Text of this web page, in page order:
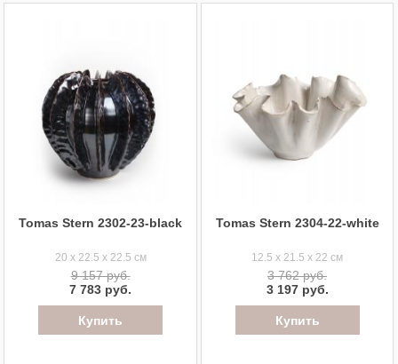
Tomas Stern 2302-23-black
20 x 22.5 x 22.5 см
9 157 руб.
7 783 руб.
Tomas Stern 2304-22-white
12.5 x 21.5 x 22 см
3 762 руб.
3 197 руб.